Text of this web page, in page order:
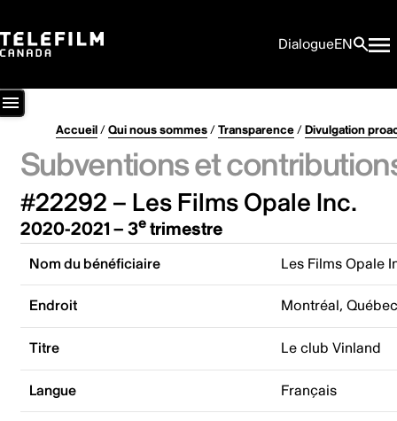
DialogueEN
Accueil/Qui nous sommes/Transparence/Divulgation
Subventions et
#22292 – Les Films Opale Inc.
2020-2021 – 3etrimestre
Nom du bénéficiaire Les Films Opale
Endroit Montréal,
Titre Le club Vinland
Langue Français